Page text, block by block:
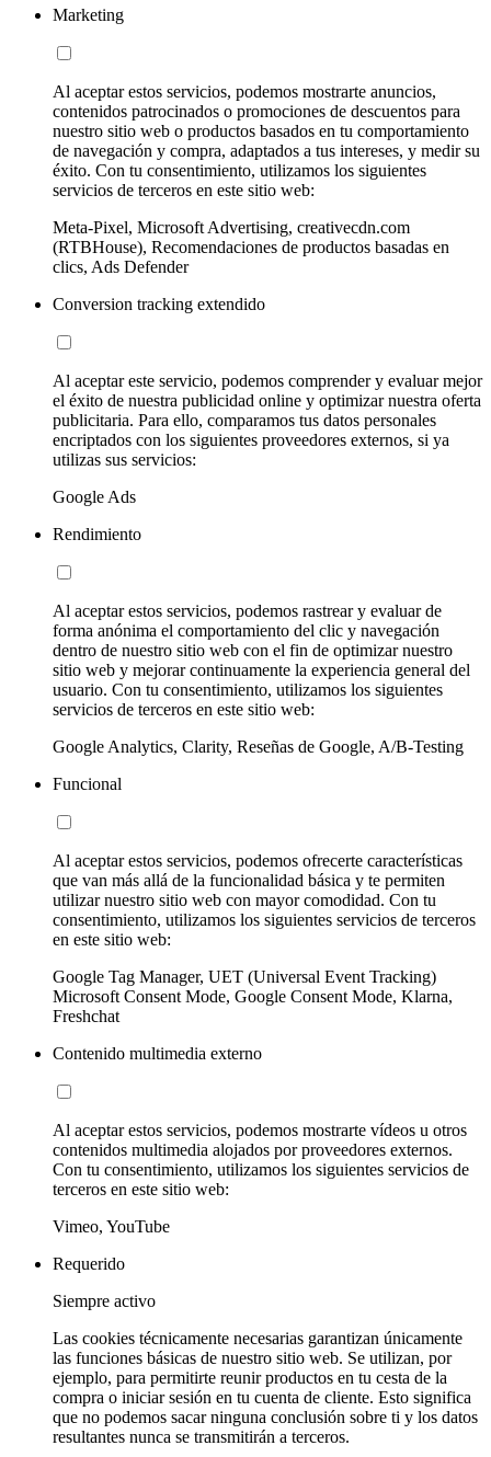
Marketing
Al aceptar estos servicios, podemos mostrarte anuncios,
contenidos patrocinados o promociones de descuentos para
nuestro sitio web o productos basados en tu comportamiento
de navegación y compra, adaptados a tus intereses, y medir su
éxito. Con tu consentimiento, utilizamos los siguientes
servicios de terceros en este sitio web:
Meta-Pixel, Microsoft Advertising, creativecdn.com
(RTBHouse), Recomendaciones de productos basadas en
clics, Ads Defender
Conversion tracking extendido
Al aceptar este servicio, podemos comprender y evaluar mejor
el éxito de nuestra publicidad online y optimizar nuestra oferta
publicitaria. Para ello, comparamos tus datos personales
encriptados con los siguientes proveedores externos, si ya
utilizas sus servicios:
Google Ads
Rendimiento
Al aceptar estos servicios, podemos rastrear y evaluar de
forma anónima el comportamiento del clic y navegación
dentro de nuestro sitio web con el fin de optimizar nuestro
sitio web y mejorar continuamente la experiencia general del
usuario. Con tu consentimiento, utilizamos los siguientes
servicios de terceros en este sitio web:
Google Analytics, Clarity, Reseñas de Google, A/B-Testing
Funcional
Al aceptar estos servicios, podemos ofrecerte características
que van más allá de la funcionalidad básica y te permiten
utilizar nuestro sitio web con mayor comodidad. Con tu
consentimiento, utilizamos los siguientes servicios de terceros
en este sitio web:
Google Tag Manager, UET (Universal Event Tracking)
Microsoft Consent Mode, Google Consent Mode, Klarna,
Freshchat
Contenido multimedia externo
Al aceptar estos servicios, podemos mostrarte vídeos u otros
contenidos multimedia alojados por proveedores externos.
Con tu consentimiento, utilizamos los siguientes servicios de
terceros en este sitio web:
Vimeo, YouTube
Requerido
Siempre activo
Las cookies técnicamente necesarias garantizan únicamente
las funciones básicas de nuestro sitio web. Se utilizan, por
ejemplo, para permitirte reunir productos en tu cesta de la
compra o iniciar sesión en tu cuenta de cliente. Esto significa
que no podemos sacar ninguna conclusión sobre ti y los datos
resultantes nunca se transmitirán a terceros.